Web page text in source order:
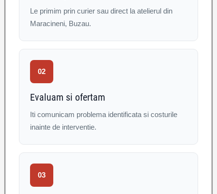
Le primim prin curier sau direct la atelierul din
Maracineni, Buzau.
02
Evaluam si ofertam
Iti comunicam problema identificata si costurile
inainte de interventie.
03